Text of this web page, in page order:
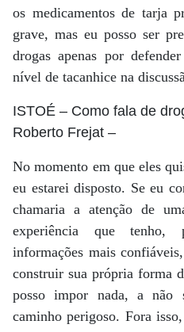
os medicamentos de tarja
grave, mas eu posso ser
drogas apenas por
nível de tacanhice na
ISTOÉ – Como fala de
Roberto Frejat –
No momento em que eles
eu estarei disposto. Se eu
chamaria a atenção de
experiência que tenho,
informações mais
construir sua própria forma
posso impor nada, a não
caminho perigoso. Fora